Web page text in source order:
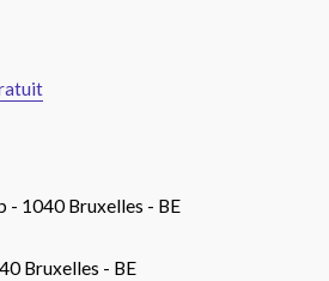
- 1040 Bruxelles - BE
Bruxelles - BE